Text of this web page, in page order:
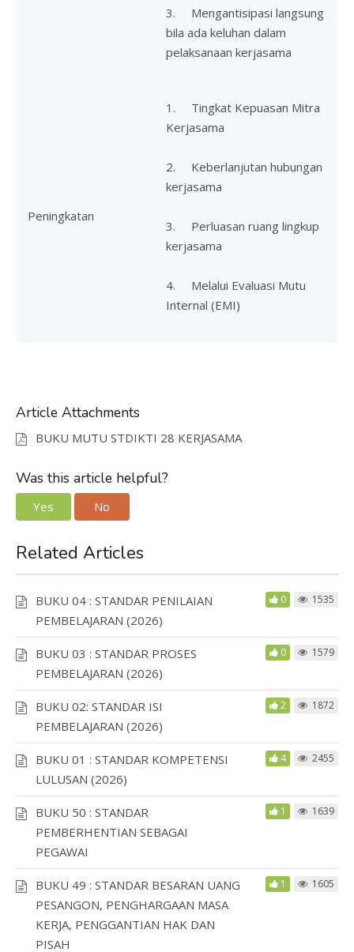
3. Mengantisipasi langsung
bila ada keluhan dalam
pelaksanaan kerjasama
Peningkatan
1. Tingkat Kepuasan Mitra
Kerjasama
2. Keberlanjutan hubungan
kerjasama
3. Perluasan ruang lingkup
kerjasama
4. Melalui Evaluasi Mutu
Internal (EMI)
Article Attachments
BUKU MUTU STDIKTI 28 KERJASAMA
Was this article helpful?
Yes No
Related Articles
BUKU 04 : STANDAR PENILAIAN
PEMBELAJARAN (2026)
0 1535
BUKU 03 : STANDAR PROSES
PEMBELAJARAN (2026)
0 1579
BUKU 02: STANDAR ISI
PEMBELAJARAN (2026)
2 1872
BUKU 01 : STANDAR KOMPETENSI
LULUSAN (2026)
4 2455
BUKU 50 : STANDAR
PEMBERHENTIAN SEBAGAI
PEGAWAI
1 1639
BUKU 49 : STANDAR BESARAN UANG
PESANGON, PENGHARGAAN MASA
KERJA, PENGGANTIAN HAK DAN
PISAH
1 1605